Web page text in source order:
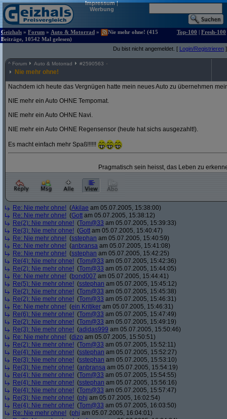
Impressum|
Werbung
Geizhals » Forum » Auto & Motorrad »
Nie mehr ohne! (415
Beiträge, 10542 Mal gelesen)
Top-100 | Fresh-100
Du bist nicht angemeldet. [ Login/Registrieren ]
^ Forum Auto & Motorrad #2590563
Nie mehr ohne!
Nachdem ich heute das Vergnügen hatte mein neues Auto zu übernehmen
NIE mehr ein Auto OHNE Tempomat.
NIE mehr ein Auto OHNE Navi.
NIE mehr ein Auto OHNE Regensensor (heute hat sichs ausgezahlt!).
Es macht einfach mehr Spaß!!!!!!
Pragmatisch sein heisst, das Leben zu
Re: Nie mehr ohne! (Akilae am 05.07.2005, 15:38:00)
Re: Nie mehr ohne! (Gott am 05.07.2005, 15:38:12)
Re(2): Nie mehr ohne! (Tom@33 am 05.07.2005, 15:39:33)
Re(3): Nie mehr ohne! (Gott am 05.07.2005, 15:40:47)
Re: Nie mehr ohne! (sstephan am 05.07.2005, 15:40:59)
Re: Nie mehr ohne! (anbransa am 05.07.2005, 15:41:08)
Re: Nie mehr ohne! (sstephan am 05.07.2005, 15:42:25)
Re(4): Nie mehr ohne! (Tom@33 am 05.07.2005, 15:42:36)
Re(2): Nie mehr ohne! (Tom@33 am 05.07.2005, 15:44:05)
Re: Nie mehr ohne! (bond007 am 05.07.2005, 15:44:41)
Re(5): Nie mehr ohne! (sstephan am 05.07.2005, 15:45:12)
Re(2): Nie mehr ohne! (Tom@33 am 05.07.2005, 15:45:38)
Re(2): Nie mehr ohne! (Tom@33 am 05.07.2005, 15:46:31)
Re: Nie mehr ohne! (ein Kritiker am 05.07.2005, 15:46:31)
Re(6): Nie mehr ohne! (Tom@33 am 05.07.2005, 15:47:49)
Re(2): Nie mehr ohne! (Tom@33 am 05.07.2005, 15:49:19)
Re(3): Nie mehr ohne! (adidas999 am 05.07.2005, 15:50:46)
Re: Nie mehr ohne! (dizo am 05.07.2005, 15:50:51)
Re(2): Nie mehr ohne! (Tom@33 am 05.07.2005, 15:52:11)
Re(4): Nie mehr ohne! (sstephan am 05.07.2005, 15:52:27)
Re(3): Nie mehr ohne! (sstephan am 05.07.2005, 15:53:10)
Re(3): Nie mehr ohne! (anbransa am 05.07.2005, 15:54:19)
Re(4): Nie mehr ohne! (Tom@33 am 05.07.2005, 15:54:55)
Re(4): Nie mehr ohne! (sstephan am 05.07.2005, 15:56:16)
Re(4): Nie mehr ohne! (Tom@33 am 05.07.2005, 15:57:47)
Re(3): Nie mehr ohne! (phj am 05.07.2005, 16:02:54)
Re(4): Nie mehr ohne! (Tom@33 am 05.07.2005, 16:03:50)
Re: Nie mehr ohne! (phj am 05.07.2005, 16:04:01)